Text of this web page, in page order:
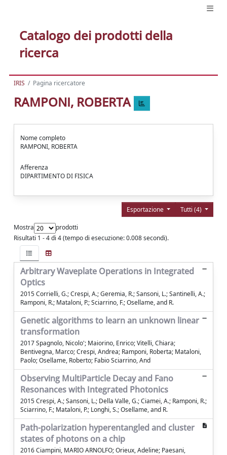
Catalogo dei prodotti della
ricerca
IRIS Pagina ricercatore
RAMPONI, ROBERTA
Nome completo
RAMPONI, ROBERTA
Afferenza
DIPARTIMENTO DI FISICA
Tutti (4)
Esportazione
Mostra
prodotti
Risultati 1 - 4 di 4 (tempo di esecuzione: 0.008 secondi).
Arbitrary Waveplate Operations in Integrated
Optics
2015 Corrielli, G.; Crespi, A.; Geremia, R.; Sansoni, L.; Santinelli, A.;
Ramponi, R.; Mataloni, P.; Sciarrino, F.; Osellame, and R.
Genetic algorithms to learn an unknown linear
transformation
2017 Spagnolo, Nicolo'; Maiorino, Enrico; Vitelli, Chiara;
Bentivegna, Marco; Crespi, Andrea; Ramponi, Roberta; Mataloni,
Paolo; Osellame, Roberto; Fabio Sciarrino, And
Observing Multi­Particle Decay and Fano
Resonances with Integrated Photonics
2015 Crespi, A.; Sansoni, L.; Della Valle, G.; Ciamei, A.; Ramponi, R.;
Sciarrino, F.; Mataloni, P.; Longhi, S.; Osellame, and R.
Path-polarization hyperentangled and cluster
states of photons on a chip
2016 Ciampini, MARIO ARNOLFO; Orieux, Adeline; Paesani,